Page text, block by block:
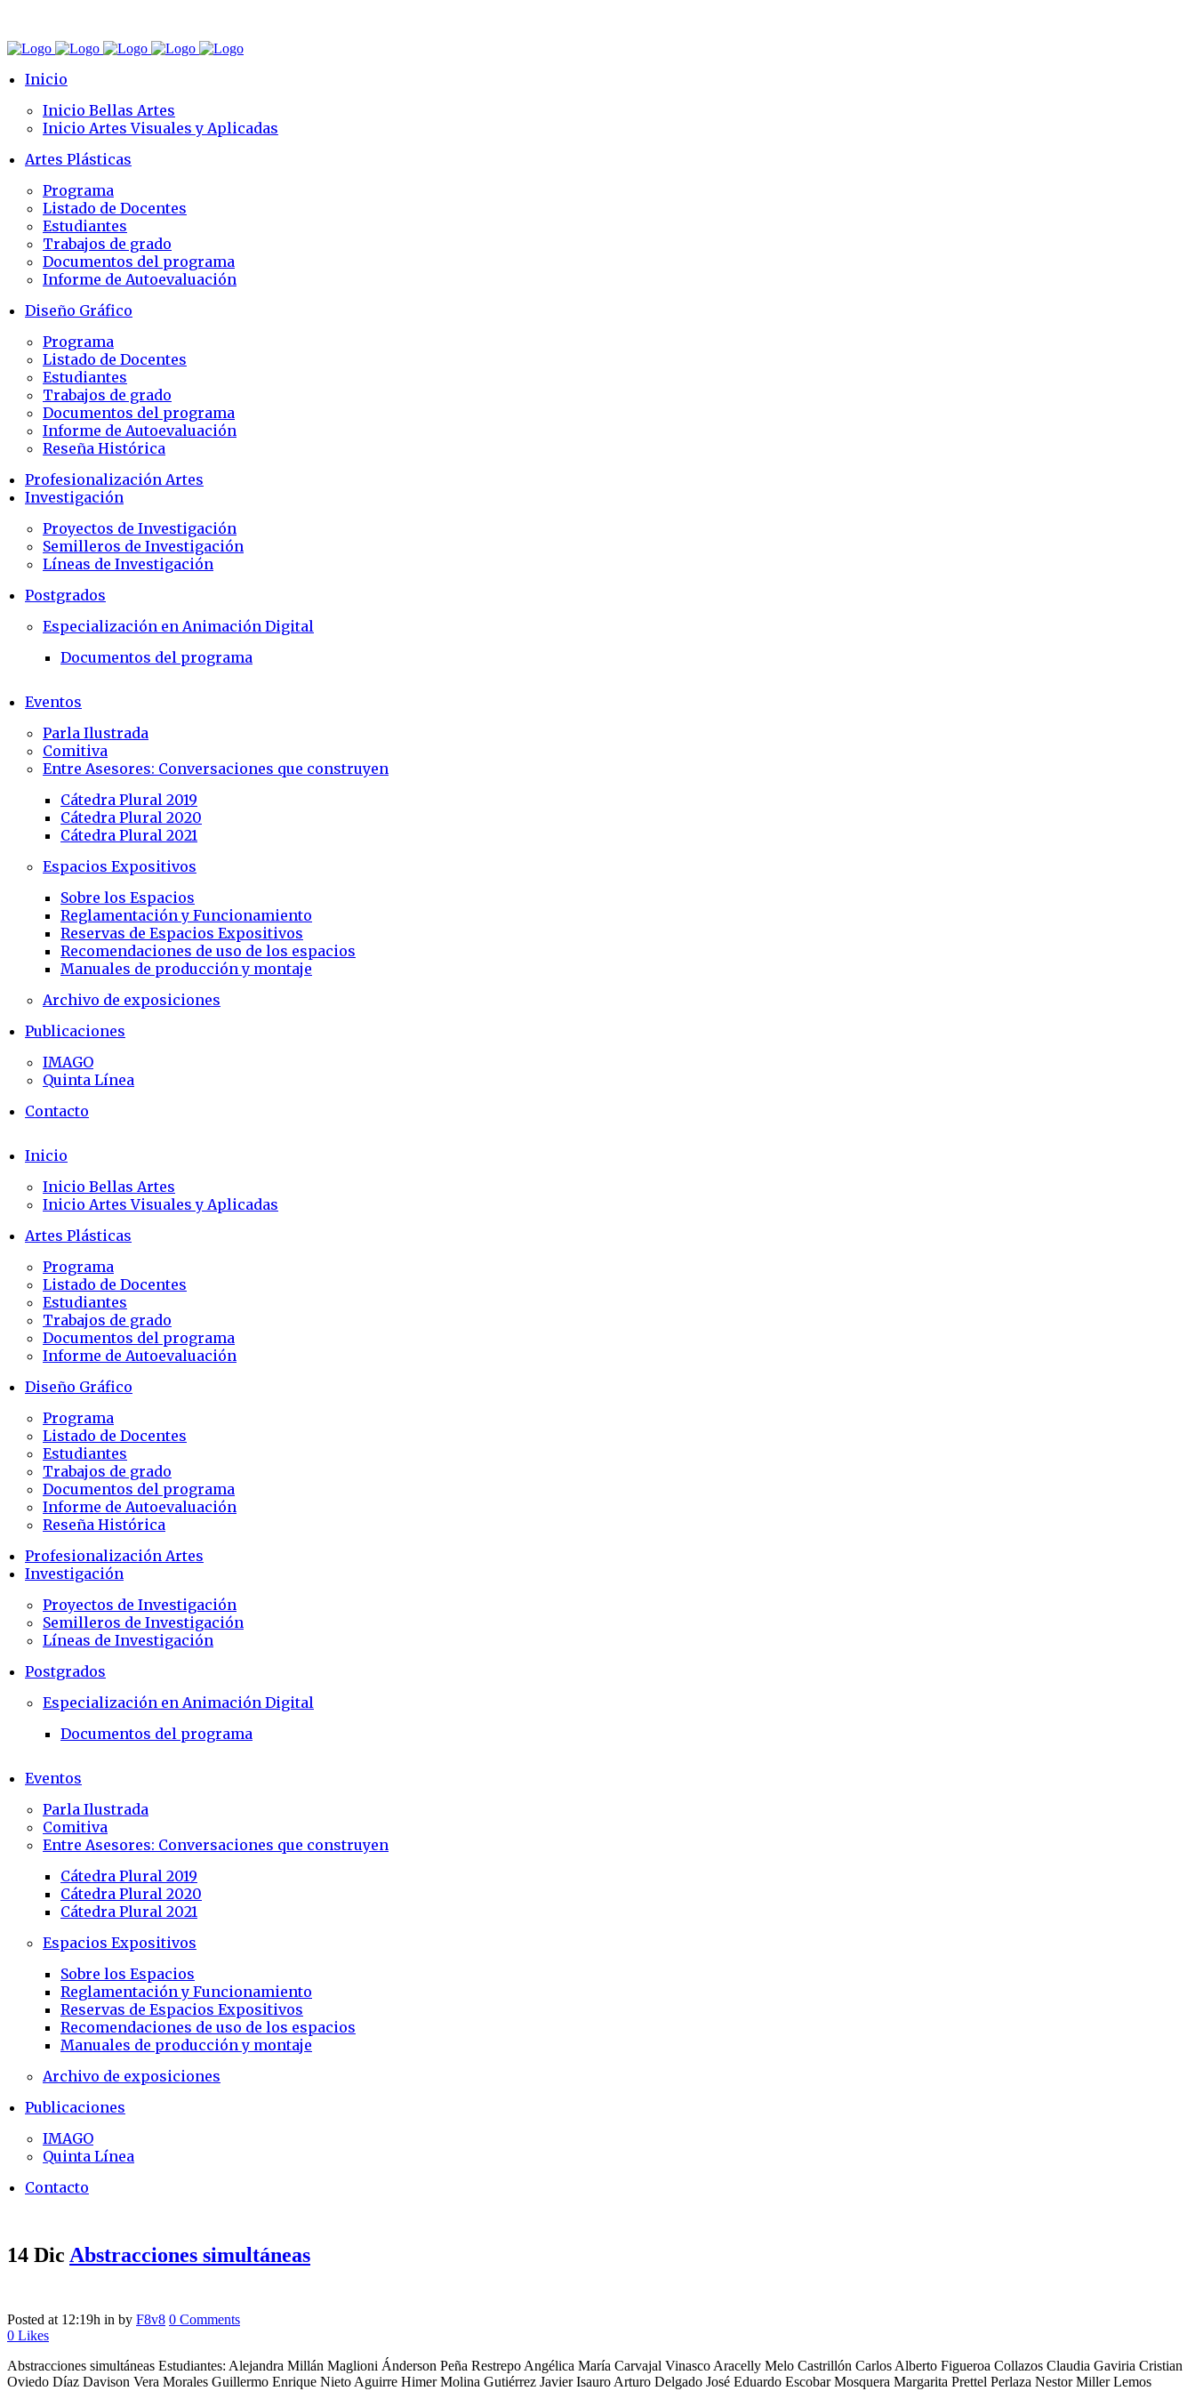
Inicio
Inicio Bellas Artes
Inicio Artes Visuales y Aplicadas
Artes Plásticas
Programa
Listado de Docentes
Estudiantes
Trabajos de grado
Documentos del programa
Informe de Autoevaluación
Diseño Gráfico
Programa
Listado de Docentes
Estudiantes
Trabajos de grado
Documentos del programa
Informe de Autoevaluación
Reseña Histórica
Profesionalización Artes
Investigación
Proyectos de Investigación
Semilleros de Investigación
Líneas de Investigación
Postgrados
Especialización en Animación Digital
Documentos del programa
Eventos
Parla Ilustrada
Comitiva
Entre Asesores: Conversaciones que construyen
Cátedra Plural 2019
Cátedra Plural 2020
Cátedra Plural 2021
Espacios Expositivos
Sobre los Espacios
Reglamentación y Funcionamiento
Reservas de Espacios Expositivos
Recomendaciones de uso de los espacios
Manuales de producción y montaje
Archivo de exposiciones
Publicaciones
IMAGO
Quinta Línea
Contacto
Inicio
Inicio Bellas Artes
Inicio Artes Visuales y Aplicadas
Artes Plásticas
Programa
Listado de Docentes
Estudiantes
Trabajos de grado
Documentos del programa
Informe de Autoevaluación
Diseño Gráfico
Programa
Listado de Docentes
Estudiantes
Trabajos de grado
Documentos del programa
Informe de Autoevaluación
Reseña Histórica
Profesionalización Artes
Investigación
Proyectos de Investigación
Semilleros de Investigación
Líneas de Investigación
Postgrados
Especialización en Animación Digital
Documentos del programa
Eventos
Parla Ilustrada
Comitiva
Entre Asesores: Conversaciones que construyen
Cátedra Plural 2019
Cátedra Plural 2020
Cátedra Plural 2021
Espacios Expositivos
Sobre los Espacios
Reglamentación y Funcionamiento
Reservas de Espacios Expositivos
Recomendaciones de uso de los espacios
Manuales de producción y montaje
Archivo de exposiciones
Publicaciones
IMAGO
Quinta Línea
Contacto
14 Dic Abstracciones simultáneas
Posted at 12:19h in by F8v8 0 Comments
0 Likes
Abstracciones simultáneas Estudiantes: Alejandra Millán Maglioni Ánderson Peña Restrepo Angélica María Carvajal Vinasco Aracelly Melo Castrillón Carlos Alberto Figueroa Collazos Claudia Gaviria Cristian
Oviedo Díaz Davison Vera Morales Guillermo Enrique Nieto Aguirre Himer Molina Gutiérrez Javier Isauro Arturo Delgado José Eduardo Escobar Mosquera Margarita Prettel Perlaza Nestor Miller Lemos